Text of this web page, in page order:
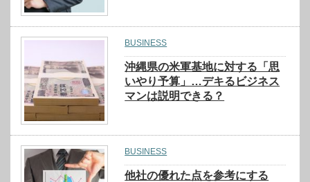
BUSINESS
沖縄県の米軍基地に対する「思
いやり予算」…デキるビジネス
マンは説明できる？
BUSINESS
他社の優れた点を参考にする